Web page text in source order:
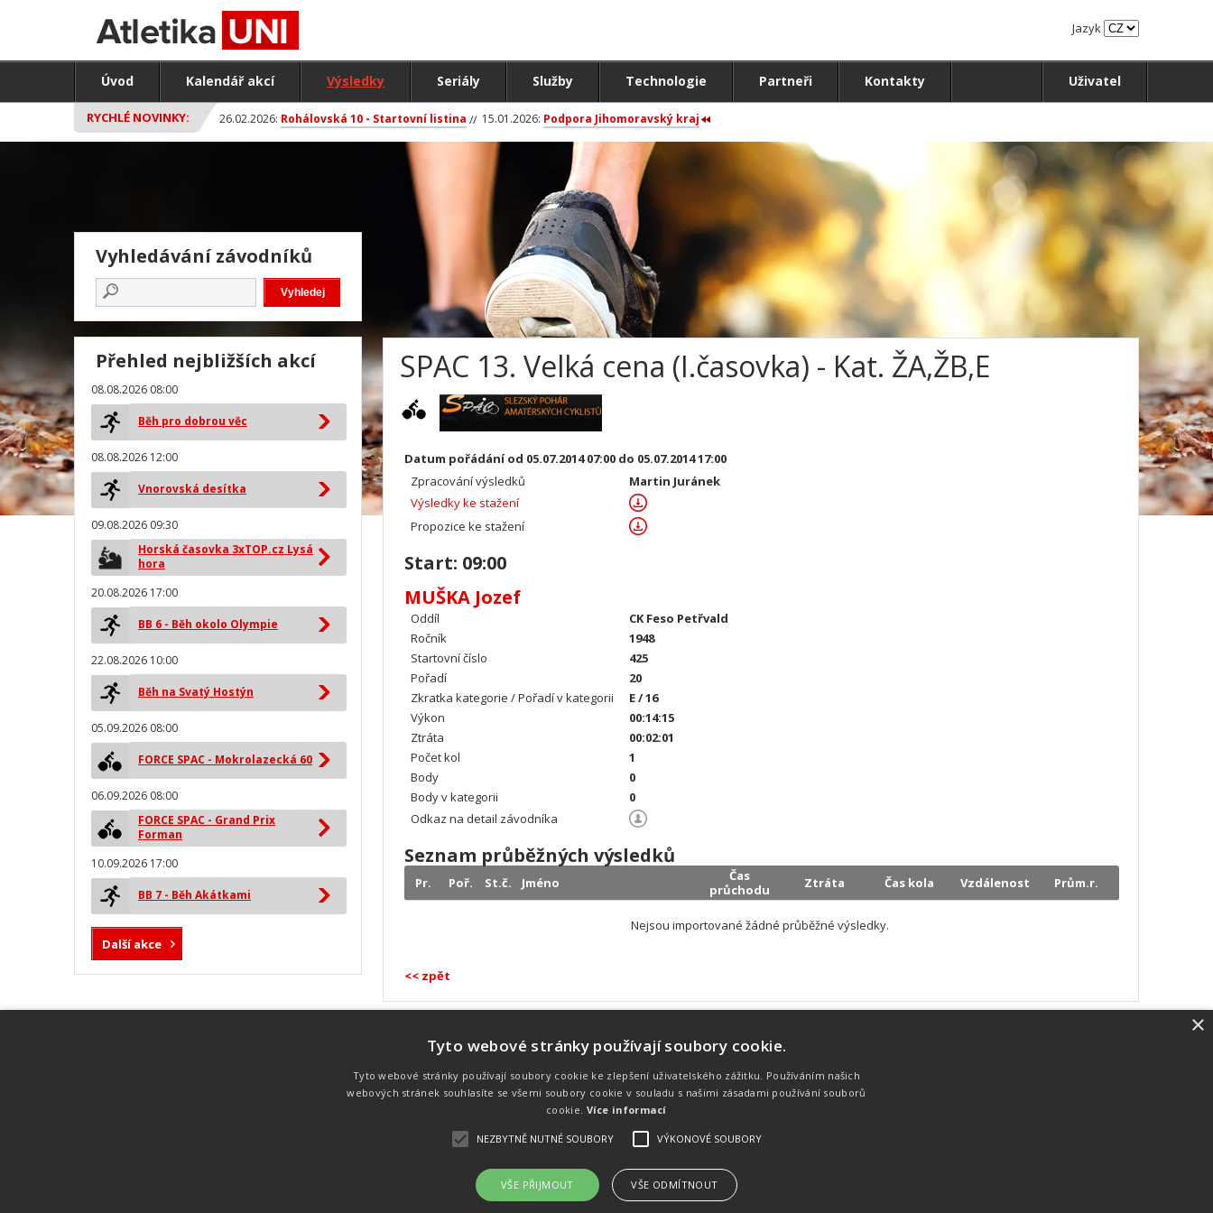
Jazyk
Úvod Kalendář akcí Výsledky Seriály Služby Technologie Partneři Kontakty Uživatel
RYCHLÉ NOVINKY: 26.02.2026: Rohálovská 10 - Startovní listina 15.01.2026: Podpora Jihomoravský kraj
SPAC 13. Velká cena (I.časovka) - Kat. ŽA,ŽB,E
Datum pořádání od 05.07.2014 07:00 do 05.07.2014 17:00
Zpracování výsledků
Martin Juránek
Výsledky ke stažení
Propozice ke stažení
Start: 09:00
MUŠKA Jozef
Oddíl
CK Feso Petřvald
Ročník
1948
Startovní číslo
425
Pořadí
20
Zkratka kategorie / Pořadí v kategorii
E / 16
Výkon
00:14:15
Ztráta
00:02:01
Počet kol
1
Body
0
Body v kategorii
0
Odkaz na detail závodníka
Seznam průběžných výsledků
Pr. Poř. St.č. Jméno
Čas
průchodu
Ztráta Čas kola Vzdálenost Prům.r.
Nejsou importované žádné průběžné výsledky.
<< zpět
Vyhledávání závodníků
Přehled nejbližších akcí
08.08.2026 08:00
Běh pro dobrou věc
08.08.2026 12:00
Vnorovská desítka
09.08.2026 09:30
Horská časovka 3xTOP.cz Lysá
hora
20.08.2026 17:00
BB 6 - Běh okolo Olympie
22.08.2026 10:00
Běh na Svatý Hostýn
05.09.2026 08:00
FORCE SPAC - Mokrolazecká 60
06.09.2026 08:00
FORCE SPAC - Grand Prix
Forman
10.09.2026 17:00
BB 7 - Běh Akátkami
Další akce
technologie od společnosti MYLAPS. Tato
technologie je používána na olympijských
Náš tým
Náš tým je schopen na profesionální
úrovni zajistit pořádání sportovních
soutěží. Organizaci závodů, registraci na
místě, měření, zpracování a publikaci
zakázku. Lze online publikovat výsledky
. Publikování a šíření obsahu je bez písemného souhlasu
Úvod Kalendář akcí
×
Tyto webové stránky používají soubory cookie.
Tyto webové stránky používají soubory cookie ke zlepšení uživatelského zážitku. Používáním našich
webových stránek souhlasíte se všemi soubory cookie v souladu s našimi zásadami používání souborů
cookie. Více informací
NEZBYTNĚ NUTNÉ SOUBORY VÝKONOVÉ SOUBORY
VŠE PŘIJMOUT VŠE ODMÍTNOUT